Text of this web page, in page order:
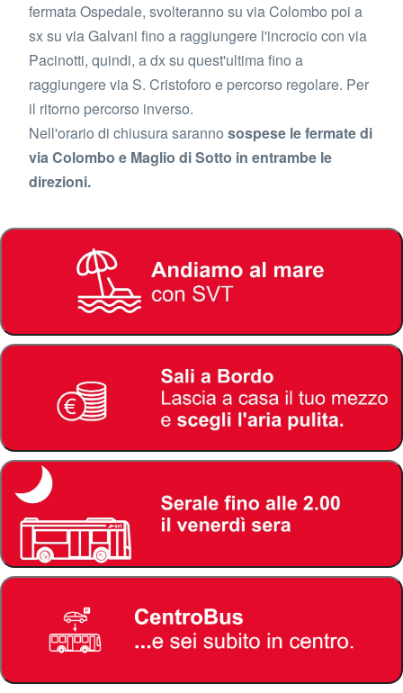
fermata Ospedale, svolteranno su via Colombo poi a
sx su via Galvani fino a raggiungere l'incrocio con via
Pacinotti, quindi, a dx su quest'ultima fino a
raggiungere via S. Cristoforo e percorso regolare. Per
il ritorno percorso inverso.
Nell'orario di chiusura saranno sospese le fermate di
via Colombo e Maglio di Sotto in entrambe le
direzioni.